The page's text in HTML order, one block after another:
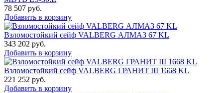
78 507 руб.
Добавить в корзину
Взломостойкий сейф VALBERG АЛМАЗ 67 KL
343 202 руб.
Добавить в корзину
Взломостойкий сейф VALBERG ГРАНИТ III 1668 KL
221 252 руб.
Добавить в корзину